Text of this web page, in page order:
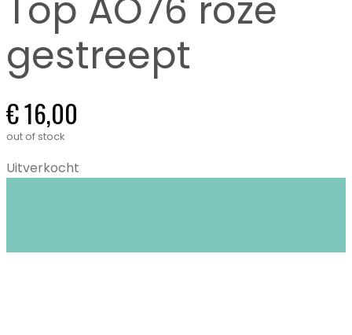
Top AO76 roze
gestreept
€16,00
out of stock
Uitverkocht